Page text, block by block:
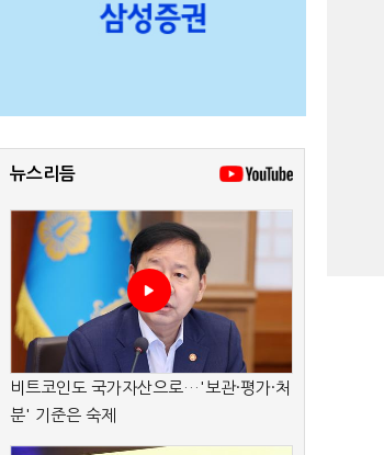
뉴스리듬
비트코인도 국가자산으로…'보관·평가·처
분' 기준은 숙제